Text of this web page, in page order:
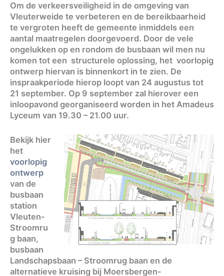
Om de verkeersveiligheid in de omgeving van
Vleuterweide te verbeteren en de bereikbaarheid
te vergroten heeft de gemeente inmiddels een
aantal maatregelen doorgevoerd. Door de vele
ongelukken op en rondom de busbaan wil men nu
komen tot een structurele oplossing, het voorlopig
ontwerp hiervan is binnenkort in te zien. De
inspraakperiode hierop loopt van 24 augustus tot
21 september. Op 9 september zal hierover een
inloopavond georganiseerd worden in het Amadeus
Lyceum van 19.30 – 21.00 uur.
Bekijk hier
het
voorlopig
ontwerp
van de
busbaan
station
Vleuten-
Stroomru
g baan,
busbaan
Landschapsbaan – Stroomrug baan en de
alternatieve kruising bij Moersbergen-